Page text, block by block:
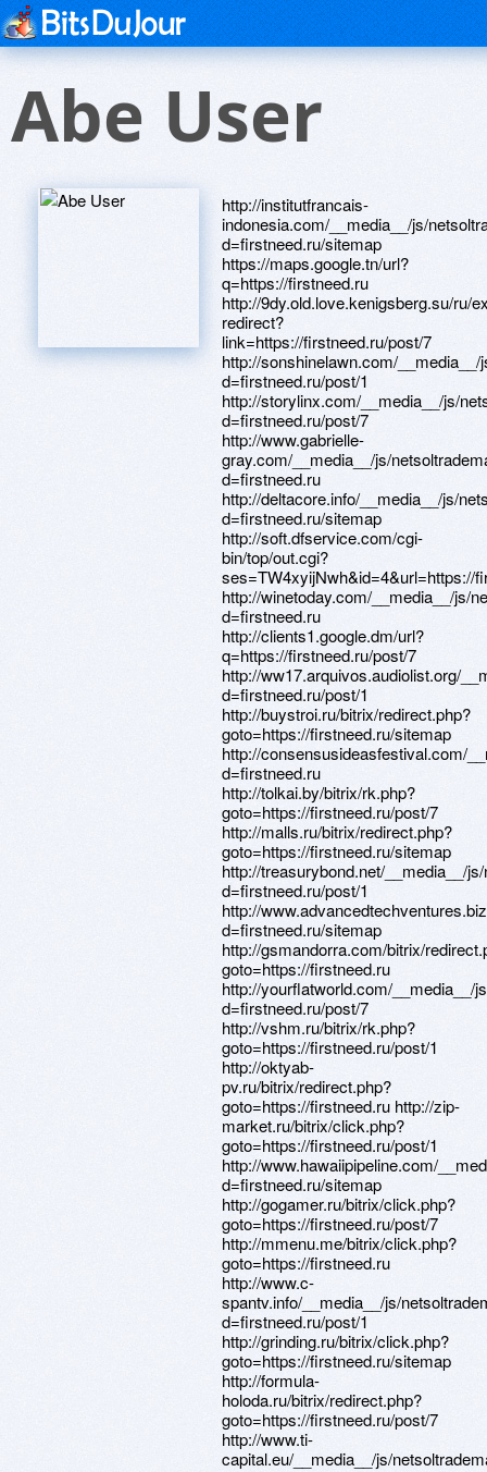
Abe User
http://institutfrancais-
indonesia.com/__media__/js/
d=firstneed.ru/sitemap
https://maps.google.tn/url?
q=https://firstneed.ru
http://9dy.old.love.kenigsberg.su/ru/
redirect?
link=https://firstneed.ru/post/7
http://sonshinelawn.com/
d=firstneed.ru/post/1
http://storylinx.com/__media__/js/
d=firstneed.ru/post/7
http://www.gabrielle-
gray.com/__media__/js/
d=firstneed.ru
http://deltacore.info/__media__/js/
d=firstneed.ru/sitemap
http://soft.dfservice.com/cgi-
bin/top/out.cgi?
ses=TW4xyijNwh&id=4&url=https://
http://winetoday.com/__media__/js/
d=firstneed.ru
http://clients1.google.dm/url?
q=https://firstneed.ru/post/7
http://ww17.arquivos.audiolist.org/
d=firstneed.ru/post/1
http://buystroi.ru/bitrix/redirect.php?
goto=https://firstneed.ru/sitemap
http://consensusideasfestival.com/
d=firstneed.ru
http://tolkai.by/bitrix/rk.php?
goto=https://firstneed.ru/post/7
http://malls.ru/bitrix/redirect.php?
goto=https://firstneed.ru/sitemap
http://treasurybond.net/__media__/
d=firstneed.ru/post/1
http://
d=firstneed.ru/sitemap
http://gsmandorra.com/bitrix/
goto=https://firstneed.ru
http://yourflatworld.com/__media__/
d=firstneed.ru/post/7
http://vshm.ru/bitrix/rk.php?
goto=https://firstneed.ru/post/1
http://oktyab-
pv.ru/bitrix/redirect.php?
goto=https://firstneed.ru http://zip-
market.ru/bitrix/click.php?
goto=https://firstneed.ru/post/1
http://www.hawaiipipeline.com/
d=firstneed.ru/sitemap
http://gogamer.ru/bitrix/click.php?
goto=https://firstneed.ru/post/7
http://mmenu.me/bitrix/click.php?
goto=https://firstneed.ru
http://www.c-
spantv.info/__media__/js/
d=firstneed.ru/post/1
http://grinding.ru/bitrix/click.php?
goto=https://firstneed.ru/sitemap
http://formula-
holoda.ru/bitrix/redirect.php?
goto=https://firstneed.ru/post/7
http://www.ti-
capital.eu/__media__/js/